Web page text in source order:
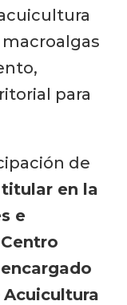
para
de
en la
e